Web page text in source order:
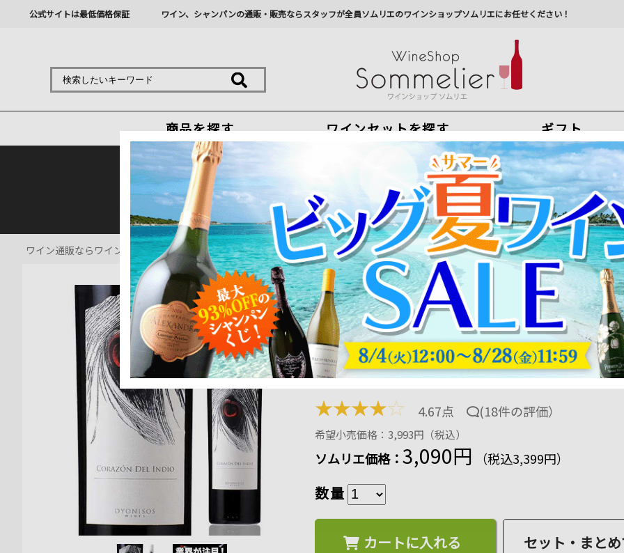
公式サイトは最低価格保証 ワイン、シャンパンの通販・販売ならスタッフが全員ソムリエのワインショップソムリエにお任せください！
商品を探す ワインセットを探す ギフト
今から注文で最短8月7日(金)出荷
最新の出荷スケジュールについてはこちらをクリ
熊本地震の影響により九州への配送に遅れが生じております。最新情報は佐川急
ワイン通販ならワインショップソムリエ > 赤ワイン通販 > コラゾン・デル・インディオ ヴィニャ・マーティ 2021年 チリ ペンカウエ
五大シャトー醸造家のフルボディ赤ワイン
コラゾン・デル・インディオ ヴィニャ・マーテ
ン フルボディ 750ml
商品番号：2101340000144
30 ポイント進呈 15%OFF
★★★★☆ 4.67点 (18件の評価）
希望小売価格：3,993円（税込）
ソムリエ価格：3,090円 （税込3,399円）
数量
カートに入れる